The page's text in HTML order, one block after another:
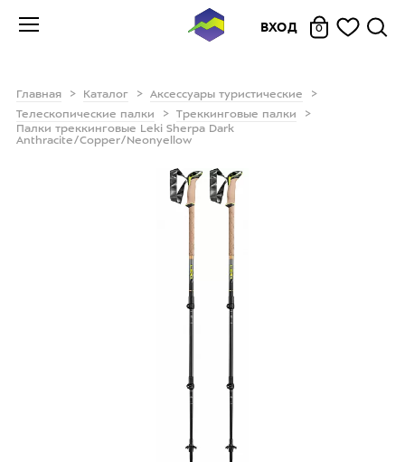
ВХОД 0
Главная Каталог
Аксессуары туристические
Телескопические палки
Треккинговые палки
Палки треккинговые Leki Sherpa Dark
Anthracite/Copper/Neonyellow